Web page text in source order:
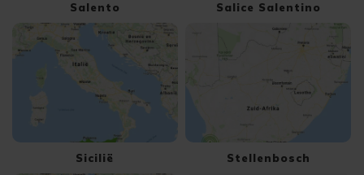
Salento Salice Salentino
Sicilië Stellenbosch